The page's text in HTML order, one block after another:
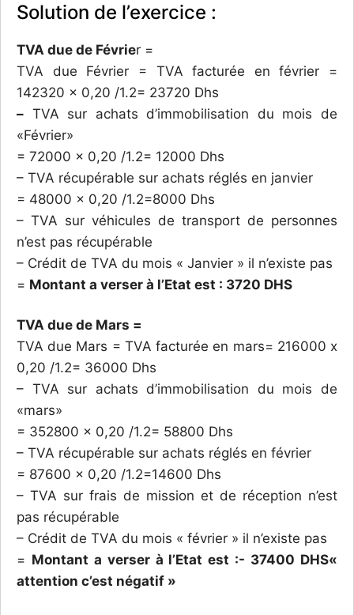
Solution de l’exercice :
TVA due de Février =
TVA due Février = TVA facturée en février =
142320 x 0,20 /1.2= 23720 Dhs
– TVA sur achats d’immobilisation du mois de
«Février»
= 72000 x 0,20 /1.2= 12000 Dhs
– TVA récupérable sur achats réglés en janvier
= 48000 x 0,20 /1.2=8000 Dhs
– TVA sur véhicules de transport de personnes
n’est pas récupérable
– Crédit de TVA du mois « Janvier » il n’existe pas
= Montant a verser à l’Etat est : 3720 DHS
TVA due de Mars =
TVA due Mars = TVA facturée en mars= 216000 x
0,20 /1.2= 36000 Dhs
– TVA sur achats d’immobilisation du mois de
«mars»
= 352800 x 0,20 /1.2= 58800 Dhs
– TVA récupérable sur achats réglés en février
= 87600 x 0,20 /1.2=14600 Dhs
– TVA sur frais de mission et de réception n’est
pas récupérable
– Crédit de TVA du mois « février » il n’existe pas
= Montant a verser à l’Etat est :- 37400 DHS«
attention c’est négatif »